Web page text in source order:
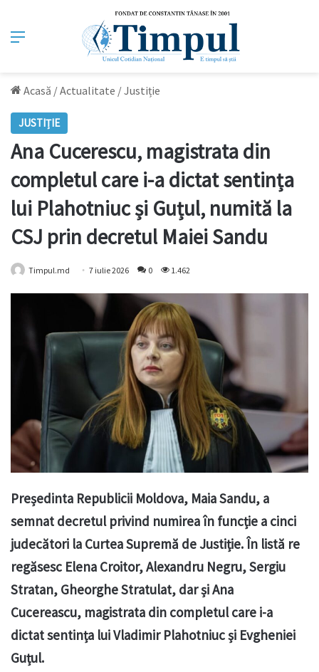
Meniu
Acasă /Actualitate /Justiție
JUSTIȚIE
Ana Cucerescu, magistrata din
completul care i-a dictat sentința
lui Plahotniuc și Guțul, numită la
CSJ prin decretul Maiei Sandu
Timpul.md 7 iulie 2026 0 1.462
Președinta Republicii Moldova, Maia Sandu, a
semnat decretul privind numirea în funcție a cinci
judecători la Curtea Supremă de Justiție. În listă re
regăsesc Elena Croitor, Alexandru Negru, Sergiu
Stratan, Gheorghe Stratulat, dar și Ana
Cucereascu, magistrata din completul care i-a
dictat sentința lui Vladimir Plahotniuc și Evgheniei
Guțul.